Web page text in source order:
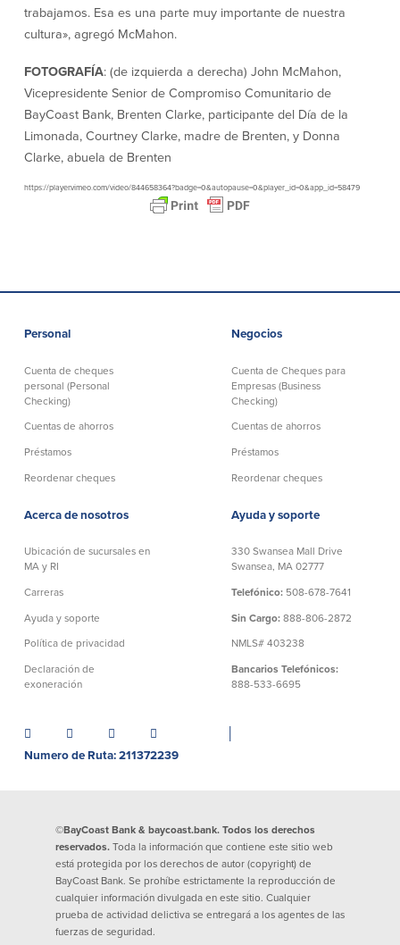
trabajamos. Esa es una parte muy importante de nuestra
cultura», agregó McMahon.
FOTOGRAFÍA: (de izquierda a derecha) John McMahon,
Vicepresidente Senior de Compromiso Comunitario de
BayCoast Bank, Brenten Clarke, participante del Día de la
Limonada, Courtney Clarke, madre de Brenten, y Donna
Clarke, abuela de Brenten
https://player.vimeo.com/video/844658364?badge=0&autopause=0&player_id=0&app_id=58479
Personal
Cuenta de cheques
personal (Personal
Checking)
Cuentas de ahorros
Préstamos
Reordenar cheques
Negocios
Cuenta de Cheques para
Empresas (Business
Checking)
Cuentas de ahorros
Préstamos
Reordenar cheques
Acerca de nosotros
Ubicación de sucursales en
MA y RI
Carreras
Ayuda y soporte
Política de privacidad
Declaración de
exoneración
Ayuda y soporte
330 Swansea Mall Drive
Swansea, MA 02777
Telefónico: 508-678-7641
Sin Cargo: 888-806-2872
NMLS# 403238
Bancarios Telefónicos:
888-533-6695
Numero de Ruta: 211372239
©BayCoast Bank & baycoast.bank. Todos los derechos
reservados. Toda la información que contiene este sitio web
está protegida por los derechos de autor (copyright) de
BayCoast Bank. Se prohíbe estrictamente la reproducción de
cualquier información divulgada en este sitio. Cualquier
prueba de actividad delictiva se entregará a los agentes de las
fuerzas de seguridad.